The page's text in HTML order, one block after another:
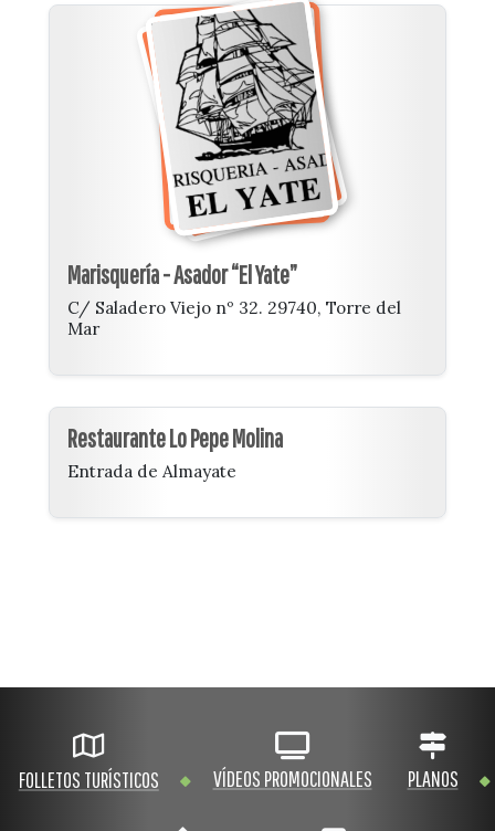
Marisquería - Asador “El Yate”
C/ Saladero Viejo nº 32. 29740, Torre del
Mar
Restaurante Lo Pepe Molina
Entrada de Almayate
FOLLETOS TURÍSTICOS VÍDEOS PROMOCIONALES PLANOS